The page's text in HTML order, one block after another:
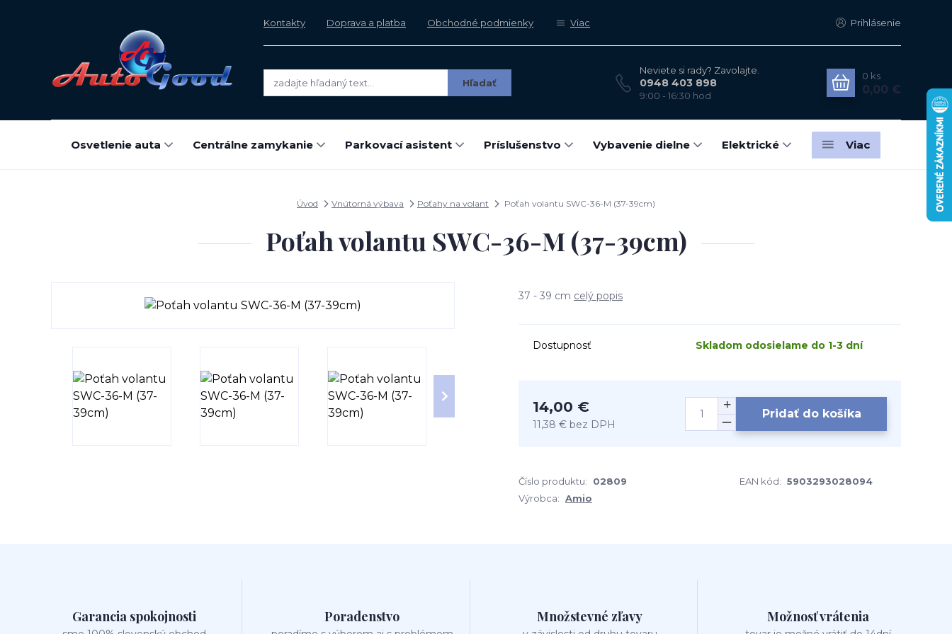
Kontakty Doprava a platba Obchodné podmienky Viac Prihlásenie
Hľadať
Neviete si rady? Zavolajte.
0948 403 898
9:00 - 16:30 hod
0 ks
0,00 €
Osvetlenie auta Centrálne zamykanie Parkovací asistent Príslušenstvo Vybavenie dielne Elektrické Viac
Úvod Vnútorná výbava Poťahy na volant Poťah volantu SWC-36-M (37-39cm)
Poťah volantu SWC-36-M (37-39cm)
37 - 39 cm celý popis
Dostupnosť Skladom odosielame do 1-3 dní
14,00 €
11,38 € bez DPH
Pridať do košíka
Číslo produktu: 02809 EAN kód: 5903293028094
Výrobca: Amio
Garancia spokojnosti Poradenstvo Množstevné zľavy Možnosť vrátenia